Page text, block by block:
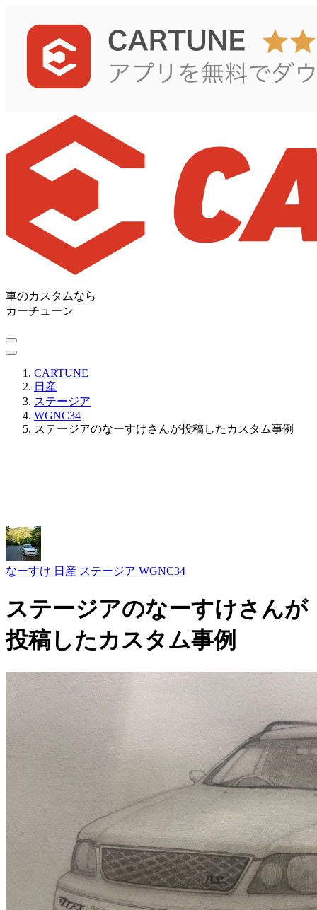
車のカスタムなら
カーチューン
CARTUNE
日産
ステージア
WGNC34
ステージアのなーすけさんが投稿したカスタム事例
なーすけ 日産 ステージア WGNC34
ステージアのなーすけさんが
投稿したカスタム事例